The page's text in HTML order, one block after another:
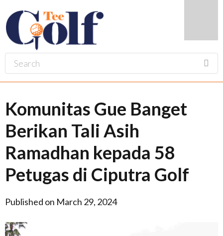
Komunitas Gue Banget
Berikan Tali Asih
Ramadhan kepada 58
Petugas di Ciputra Golf
Published on March 29, 2024